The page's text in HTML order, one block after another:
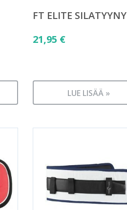
FT ELITE SILATYYNY
21,95 €
LUE LISÄÄ »